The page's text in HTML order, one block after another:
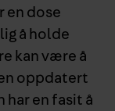
en dose
å holde
kan være å
oppdatert
har en fasit å